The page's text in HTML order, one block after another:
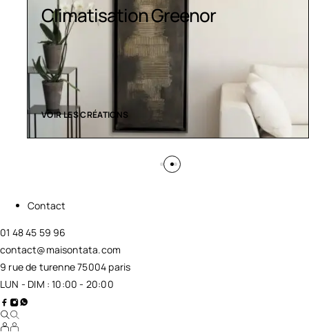
Climatisation Greenor
VOIR LES CRÉATIONS
Contact
01 48 45 59 96
contact@maisontata.com
9 rue de turenne 75004 paris
LUN - DIM : 10:00 - 20:00